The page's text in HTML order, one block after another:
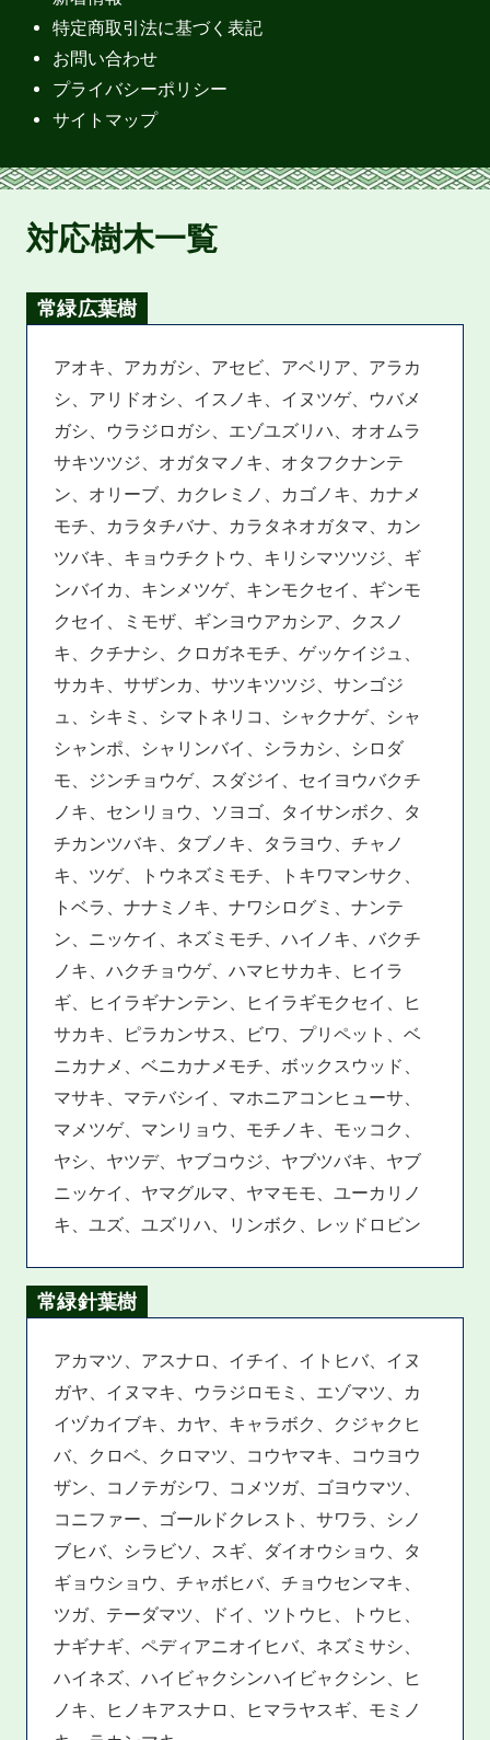
特定商取引法に基づく表記
お問い合わせ
プライバシーポリシー
サイトマップ
対応樹木一覧
常緑広葉樹
アオキ、アカガシ、アセビ、アベリア、アラカ
シ、アリドオシ、イスノキ、イヌツゲ、ウバメ
ガシ、ウラジロガシ、エゾユズリハ、オオムラ
サキツツジ、オガタマノキ、オタフクナンテ
ン、オリーブ、カクレミノ、カゴノキ、カナメ
モチ、カラタチバナ、カラタネオガタマ、カン
ツバキ、キョウチクトウ、キリシマツツジ、ギ
ンバイカ、キンメツゲ、キンモクセイ、ギンモ
クセイ、ミモザ、ギンヨウアカシア、クスノ
キ、クチナシ、クロガネモチ、ゲッケイジュ、
サカキ、サザンカ、サツキツツジ、サンゴジ
ュ、シキミ、シマトネリコ、シャクナゲ、シャ
シャンポ、シャリンバイ、シラカシ、シロダ
モ、ジンチョウゲ、スダジイ、セイヨウバクチ
ノキ、センリョウ、ソヨゴ、タイサンボク、タ
チカンツバキ、タブノキ、タラヨウ、チャノ
キ、ツゲ、トウネズミモチ、トキワマンサク、
トベラ、ナナミノキ、ナワシログミ、ナンテ
ン、ニッケイ、ネズミモチ、ハイノキ、バクチ
ノキ、ハクチョウゲ、ハマヒサカキ、ヒイラ
ギ、ヒイラギナンテン、ヒイラギモクセイ、ヒ
サカキ、ピラカンサス、ビワ、プリペット、ベ
ニカナメ、ベニカナメモチ、ボックスウッド、
マサキ、マテバシイ、マホニアコンヒューサ、
マメツゲ、マンリョウ、モチノキ、モッコク、
ヤシ、ヤツデ、ヤブコウジ、ヤブツバキ、ヤブ
ニッケイ、ヤマグルマ、ヤマモモ、ユーカリノ
キ、ユズ、ユズリハ、リンボク、レッドロビン
常緑針葉樹
アカマツ、アスナロ、イチイ、イトヒバ、イヌ
ガヤ、イヌマキ、ウラジロモミ、エゾマツ、カ
イヅカイブキ、カヤ、キャラボク、クジャクヒ
バ、クロベ、クロマツ、コウヤマキ、コウヨウ
ザン、コノテガシワ、コメツガ、ゴヨウマツ、
コニファー、ゴールドクレスト、サワラ、シノ
ブヒバ、シラビソ、スギ、ダイオウショウ、タ
ギョウショウ、チャボヒバ、チョウセンマキ、
ツガ、テーダマツ、ドイ、ツトウヒ、トウヒ、
ナギナギ、ペディアニオイヒバ、ネズミサシ、
ハイネズ、ハイビャクシンハイビャクシン、ヒ
ノキ、ヒノキアスナロ、ヒマラヤスギ、モミノ